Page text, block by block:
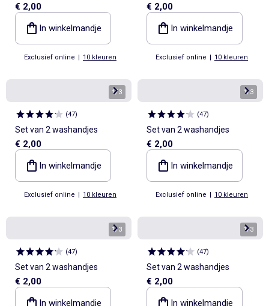
€ 2,00
In winkelmandje
Exclusief online | 10 kleuren
€ 2,00
In winkelmandje
Exclusief online | 10 kleuren
1/3
(47)
Set van 2 washandjes
€ 2,00
In winkelmandje
Exclusief online | 10 kleuren
1/3
(47)
Set van 2 washandjes
€ 2,00
In winkelmandje
Exclusief online | 10 kleuren
1/3
(47)
Set van 2 washandjes
€ 2,00
In winkelmandje
1/3
(47)
Set van 2 washandjes
€ 2,00
In winkelmandje